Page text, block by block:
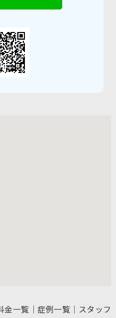
金一覧 ｜症例一覧 ｜ スタッフ